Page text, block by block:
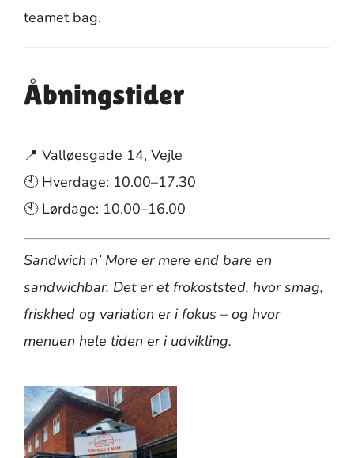
teamet bag.
Åbningstider
📍 Valløesgade 14, Vejle
🕙 Hverdage: 10.00–17.30
🕙 Lørdage: 10.00–16.00
Sandwich n’ More er mere end bare en
sandwichbar. Det er et frokoststed, hvor smag,
friskhed og variation er i fokus – og hvor
menuen hele tiden er i udvikling.